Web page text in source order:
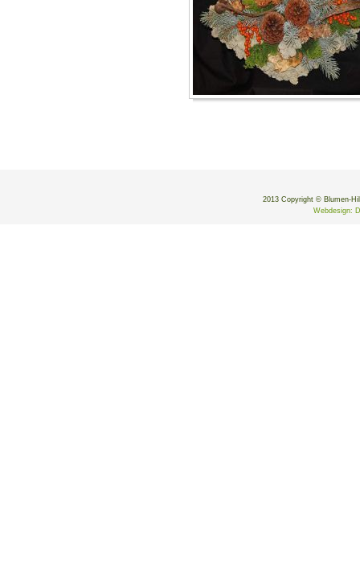
2013 Copyright © Blumen-
Webdesign: